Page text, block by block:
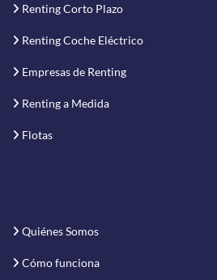
Renting Corto Plazo
Renting Coche Eléctrico
Empresas de Renting
Renting a Medida
Flotas
Quiénes Somos
Cómo funciona